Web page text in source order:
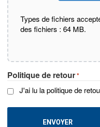
Types de fichiers
des fichiers : 64 MB.
Politique de retour*
J'ai lu la politique de